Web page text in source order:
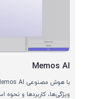
Memos AI
ویژگی‌ها، کاربردها و نحوه